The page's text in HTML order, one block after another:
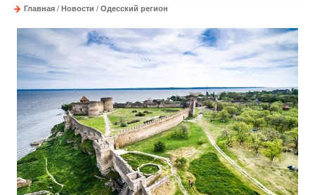
Главная / Новости / Одесский регион